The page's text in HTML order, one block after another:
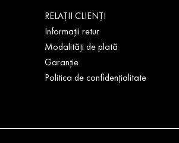
RELAȚII CLIENȚI
Informații retur
Modalități de plată
Garanție
Politica de confidențialitate